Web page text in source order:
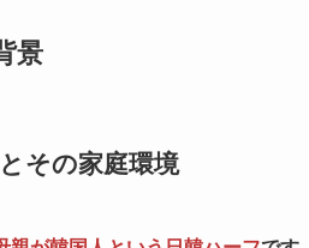
景
その家庭環境